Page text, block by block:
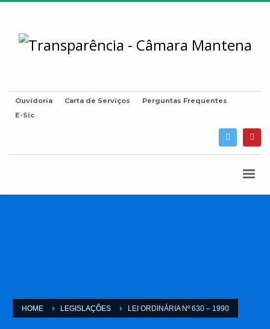
Ouvidoria Carta de Serviços
Perguntas Frequentes
E-Sic
HOME LEGISLAÇÕES LEI ORDINÁRIA Nº 630 – 1990